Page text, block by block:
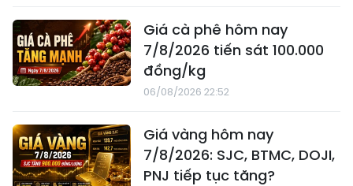
Giá cà phê hôm nay
7/8/2026 tiến sát 100.000
đồng/kg
06/08/2026 22:52
Giá vàng hôm nay
7/8/2026: SJC, BTMC, DOJI,
PNJ tiếp tục tăng?